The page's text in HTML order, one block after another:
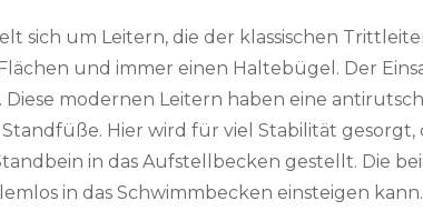
sich um Leitern, die der klassischen
und immer einen Haltebügel. Der
modernen Leitern haben eine
Hier wird für viel Stabilität gesorgt,
in das Aufstellbecken gestellt. Die
in das Schwimmbecken einsteigen